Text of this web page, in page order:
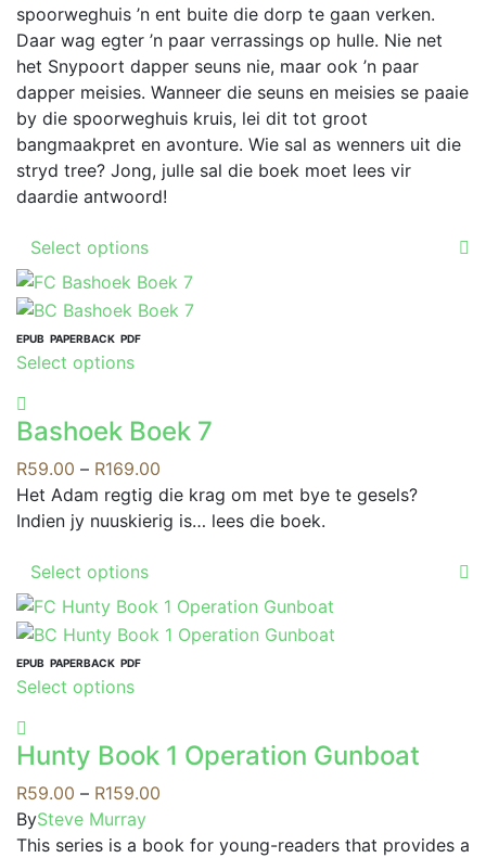
page
be
chosen
on
the
product
page
R149.00
spoorweghuis ’n ent buite die dorp te gaan verken.
Daar wag egter ’n paar verrassings op hulle. Nie net
het Snypoort dapper seuns nie, maar ook ’n paar
dapper meisies. Wanneer die seuns en meisies se paaie
by die spoorweghuis kruis, lei dit tot groot
bangmaakpret en avonture. Wie sal as wenners uit die
stryd tree? Jong, julle sal die boek moet lees vir
daardie antwoord!
Select options
has
multiple
may
be
on
the
EPUB PAPERBACK PDF
Select optionsThis
multiple
variants.
The
options
be
chosen
the
product
page
Bashoek Boek 7
R59.00 – R169.00
range:
R59.00
Het Adam regtig die krag om met bye te gesels?
Indien jy nuuskierig is… lees die boek.
Select options
has
multiple
may
be
the
EPUB PAPERBACK PDF
Select optionsThis
multiple
variants.
The
options
Hunty Book 1 Operation Gunboat
R59.00 – R159.00
R59.00
BySteve Murray
This series is a book for young-readers that provides a